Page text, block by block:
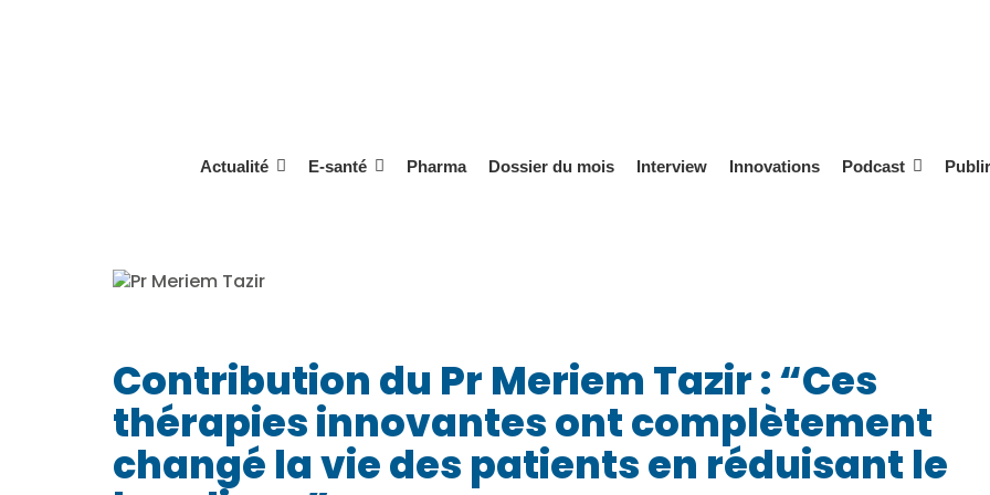
Actualité E-santé Pharma Dossier du mois Interview Innovations Podcast
Contribution du Pr Meriem Tazir : “Ces
thérapies innovantes ont complètement
changé la vie des patients en réduisant le